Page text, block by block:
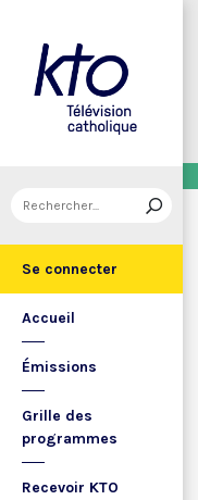
Se connecter
Accueil
Émissions
Grille des
programmes
Recevoir KTO